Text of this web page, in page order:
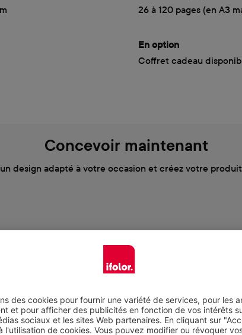
26 à 120 pages (en A3
En option
Coffret cadeau
Concevoir maintenant
design adapté à votre occasion et créez votre